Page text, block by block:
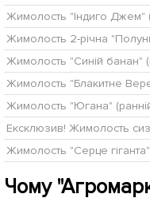
Чому